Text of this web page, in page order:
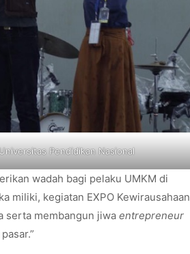
Pendidikan Nasional
wadah bagi pelaku UMKM di
miliki, kegiatan EXPO Kewirausahaan
serta membangun jiwa entrepreneur